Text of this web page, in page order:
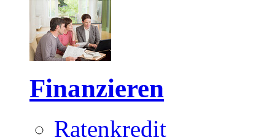
Finanzieren
Ratenkredit